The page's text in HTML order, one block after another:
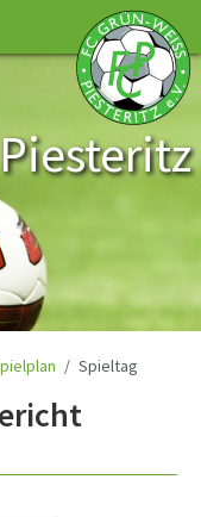
Spieltag